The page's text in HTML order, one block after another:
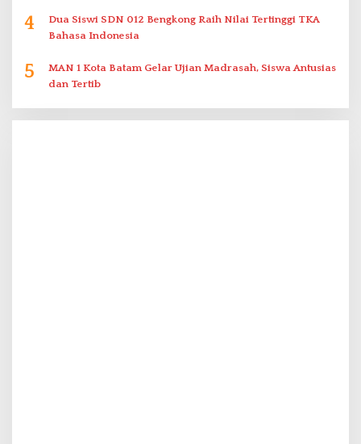
4
Dua Siswi SDN 012 Bengkong Raih Nilai Tertinggi TKA
Bahasa Indonesia
5
MAN 1 Kota Batam Gelar Ujian Madrasah, Siswa Antusias
dan Tertib